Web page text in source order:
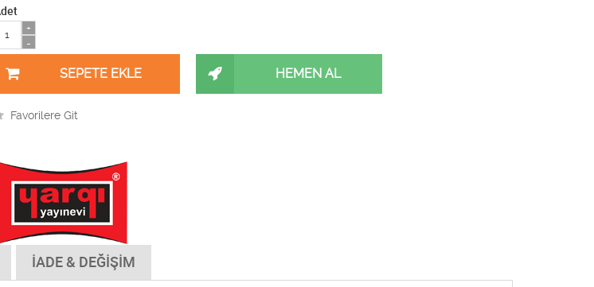
+
-
HEMEN AL
Favorilere Git
İADE & DEĞİŞİM